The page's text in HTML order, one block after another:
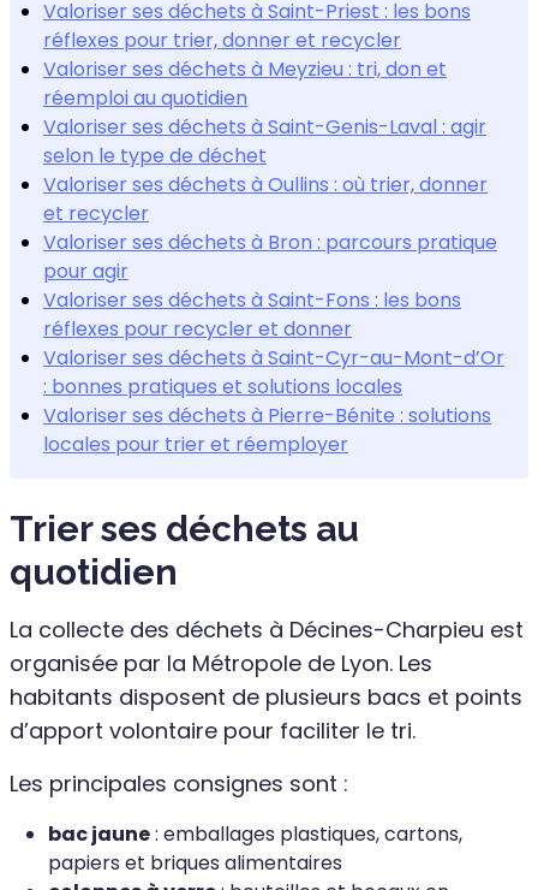
Valoriser ses déchets à Saint-Priest : les bons
réflexes pour trier, donner et recycler
Valoriser ses déchets à Meyzieu : tri, don et
réemploi au quotidien
Valoriser ses déchets à Saint-Genis-Laval : agir
selon le type de déchet
Valoriser ses déchets à Oullins : où trier, donner
et recycler
Valoriser ses déchets à Bron : parcours pratique
pour agir
Valoriser ses déchets à Saint-Fons : les bons
réflexes pour recycler et donner
Valoriser ses déchets à Saint-Cyr-au-Mont-d’Or
: bonnes pratiques et solutions locales
Valoriser ses déchets à Pierre-Bénite : solutions
locales pour trier et réemployer
Trier ses déchets au
quotidien
La collecte des déchets à Décines-Charpieu est
organisée par la Métropole de Lyon. Les
habitants disposent de plusieurs bacs et points
d’apport volontaire pour faciliter le tri.
Les principales consignes sont :
bac jaune: emballages plastiques, cartons,
papiers et briques alimentaires